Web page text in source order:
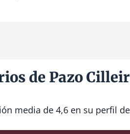
de Pazo
media de 4,6 en su perfil